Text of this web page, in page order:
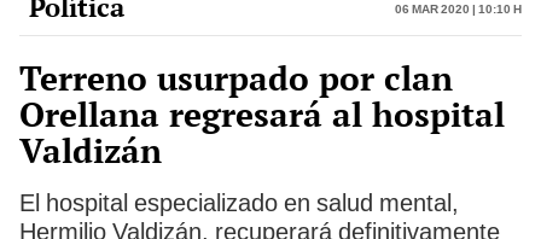
06 Mar 2020 | 10:10 h
Terreno usurpado por clan
Orellana regresará al hospital
Valdizán
El hospital especializado en salud mental,
Hermilio Valdizán, recuperará definitivamente